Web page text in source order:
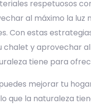
respetuosos
al máximo la luz
Con estas
chalet y aprovechar
tiene para
mejorar tu
que la naturaleza